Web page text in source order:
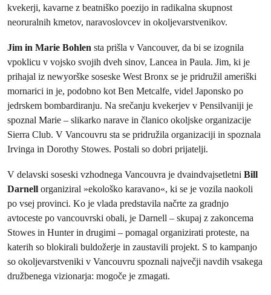
kvekerji, kavarne z beatniško poezijo in radikalna skupnost
neoruralnih kmetov, naravoslovcev in okoljevarstvenikov.
Jim in Marie Bohlen sta prišla v Vancouver, da bi se izognila
vpoklicu v vojsko svojih dveh sinov, Lancea in Paula. Jim, ki je
prihajal iz newyorške soseske West Bronx se je pridružil ameriški
mornarici in je, podobno kot Ben Metcalfe, videl Japonsko po
jedrskem bombardiranju. Na srečanju kvekerjev v Pensilvaniji je
spoznal Marie – slikarko narave in članico okoljske organizacije
Sierra Club. V Vancouvru sta se pridružila organizaciji in spoznala
Irvinga in Dorothy Stowes. Postali so dobri prijatelji.
V delavski soseski vzhodnega Vancouvra je dvaindvajsetletni Bill
Darnell organiziral »ekološko karavano«, ki se je vozila naokoli
po vsej provinci. Ko je vlada predstavila načrte za gradnjo
avtoceste po vancouvrski obali, je Darnell – skupaj z zakoncema
Stowes in Hunter in drugimi – pomagal organizirati proteste, na
katerih so blokirali buldožerje in zaustavili projekt. S to kampanjo
so okoljevarstveniki v Vancouvru spoznali največji navdih vsakega
družbenega vizionarja: mogoče je zmagati.